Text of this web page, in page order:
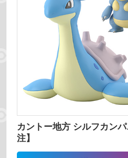
地方で探す
カントー地方 ジョウト
ホウエン地方 シンオウ
アローラ
ガラル地方 パルデア
ヒスイ地方
カントー地方 シルフカン
注】